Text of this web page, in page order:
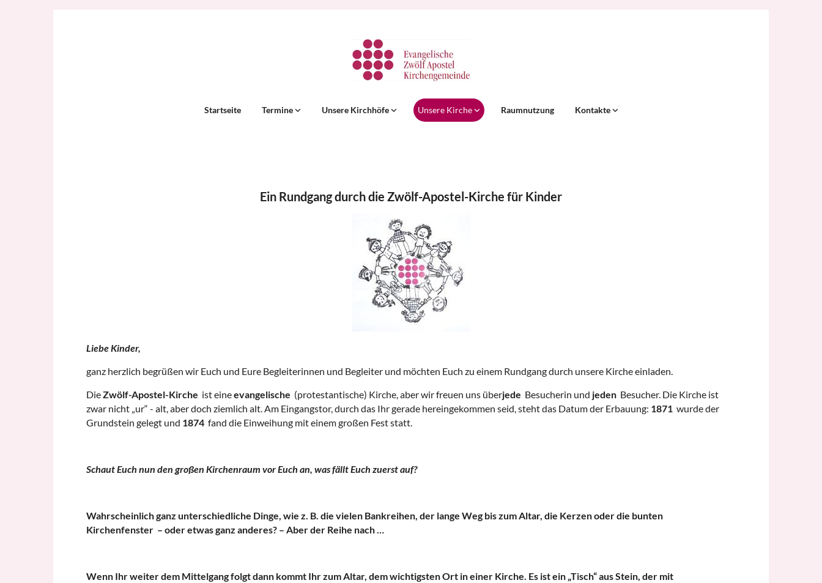
Startseite Termine Unsere Kirchhöfe Unsere Kirche Raumnutzung Kontakte
Ein Rundgang durch die Zwölf-Apostel-Kirche für Kinder
Liebe Kinder,
ganz herzlich begrüßen wir Euch und Eure Begleiterinnen und Begleiter und möchten Euch zu einem Rundgang durch unsere Kirche einladen.
DieZwölf-Apostel-Kirche ist eineevangelische (protestantische) Kirche, aber wir freuen uns überjede Besucherin und jeden Besucher. Die Kirche ist
zwar nicht „ur“ - alt, aber doch ziemlich alt. Am Eingangstor, durch das Ihr gerade hereingekommen seid, steht das Datum der Erbauung: 1871 wurde der
Grundstein gelegt und 1874 fand die Einweihung mit einem großen Fest statt.
Schaut Euch nun den großen Kirchenraum vor Euch an, was fällt Euch zuerst auf?
Wahrscheinlich ganz unterschiedliche Dinge, wie z. B. die vielen Bankreihen, der lange Weg bis zum Altar, die Kerzen oder die bunten
Kirchenfenster – oder etwas ganz anderes? – Aber der Reihe nach …
Wenn Ihr weiter dem Mittelgang folgt dann kommt Ihr zum Altar, dem wichtigsten Ort in einer Kirche. Es ist ein „Tisch“ aus Stein, der mit